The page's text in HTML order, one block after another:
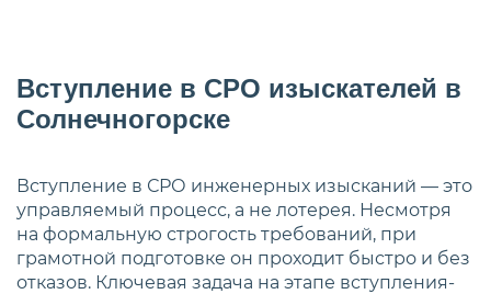
Вступление в СРО изыскателей в
Солнечногорске
Вступление в СРО инженерных изысканий — это
управляемый процесс, а не лотерея. Несмотря
на формальную строгость требований, при
грамотной подготовке он проходит быстро и без
отказов. Ключевая задача на этапе вступления-